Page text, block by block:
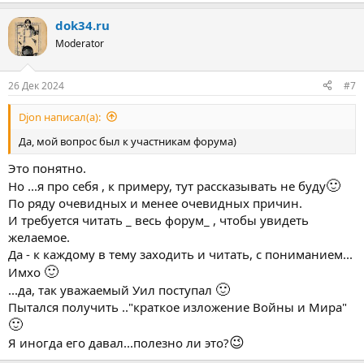
dok34.ru
Moderator
26 Дек 2024 #7
Djon написал(а):
Да, мой вопрос был к участникам форума)
Это понятно.
Но ...я про себя , к примеру, тут рассказывать не буду🙂
По ряду очевидных и менее очевидных причин.
И требуется читать _ весь форум_ , чтобы увидеть
желаемое.
Да - к каждому в тему заходить и читать, с пониманием...
Имхо 🙂
...да, так уважаемый Уил поступал 🙂
Пытался получить .."краткое изложение Войны и Мира"
🙂
Я иногда его давал...полезно ли это?😉